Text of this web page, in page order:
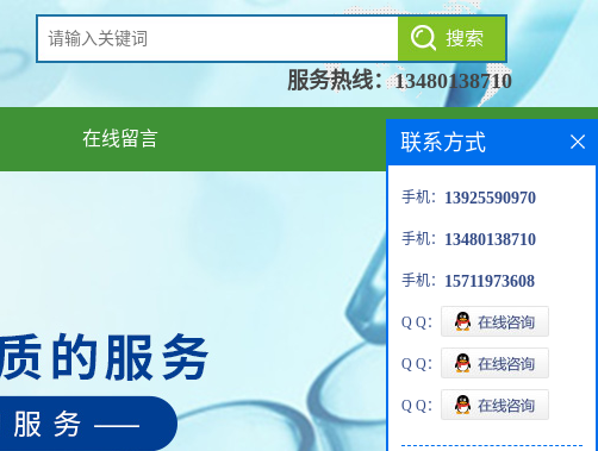
服务热线：13480138710
在线留言 联系方式
手机： 13925590970
手机： 13480138710
手机： 15711973608
Q Q：
Q Q：
Q Q：